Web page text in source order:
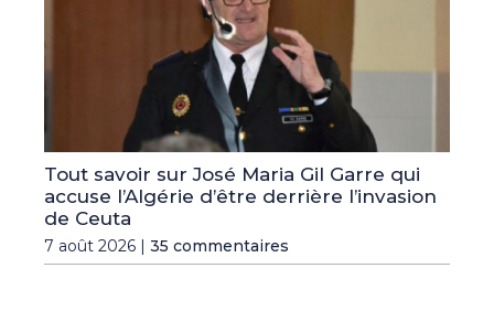
Tout savoir sur José Maria Gil Garre qui
accuse l’Algérie d’être derrière l’invasion
de Ceuta
7 août 2026 | 35 commentaires